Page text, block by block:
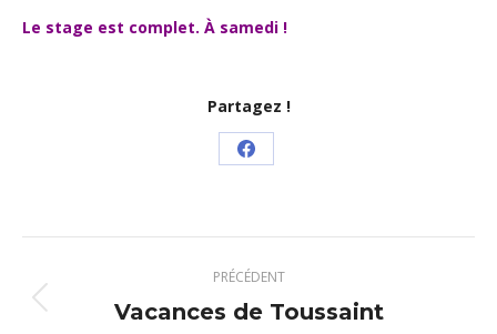
Le stage est complet. À samedi !
Partagez !
Partager
Facebook
article
PRÉCÉDENT
Article
Vacances de Toussaint